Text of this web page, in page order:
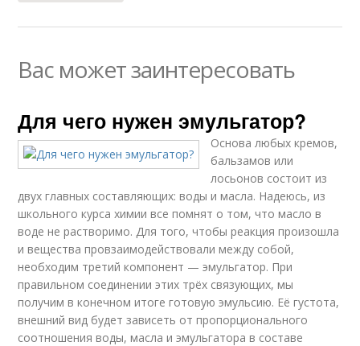
Вас может заинтересовать
Для чего нужен эмульгатор?
Основа любых кремов,
бальзамов или
лосьонов состоит из
двух главных составляющих: воды и масла. Надеюсь, из
школьного курса химии все помнят о том, что масло в
воде не растворимо. Для того, чтобы реакция произошла
и вещества провзаимодействовали между собой,
необходим третий компонент — эмульгатор. При
правильном соединении этих трёх связующих, мы
получим в конечном итоге готовую эмульсию. Её густота,
внешний вид будет зависеть от пропорционального
соотношения воды, масла и эмульгатора в составе